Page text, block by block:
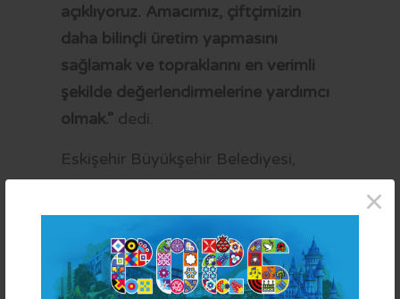
×
açıklıyoruz. Amacımız, çiftçimizin
daha bilinçli üretim yapmasını
sağlamak ve topraklarını en verimli
şekilde değerlendirmelerine yardımcı
olmak.” dedi.
Eskişehir Büyükşehir Belediyesi,
tarımın desteklenmesi ve kırsal
kalkınmanın sürdürülebilir hale
getirilmesi amacıyla üreticilerin
yanında olmaya devam edeceklerini
vurguladı.